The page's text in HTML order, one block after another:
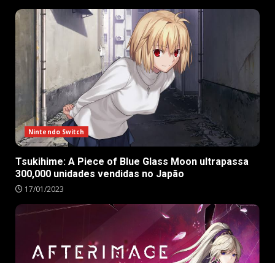
Nintendo Switch
Tsukihime: A Piece of Blue Glass Moon ultrapassa
300,000 unidades vendidas no Japão
17/01/2023